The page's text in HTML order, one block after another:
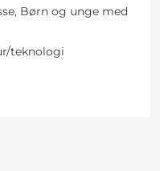
Børn og unge med
teknologi